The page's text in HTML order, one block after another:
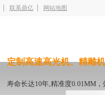
联系鼎亿 网站地图
定制高速高光机、精雕
寿命长达10年,精准度0.01MM，